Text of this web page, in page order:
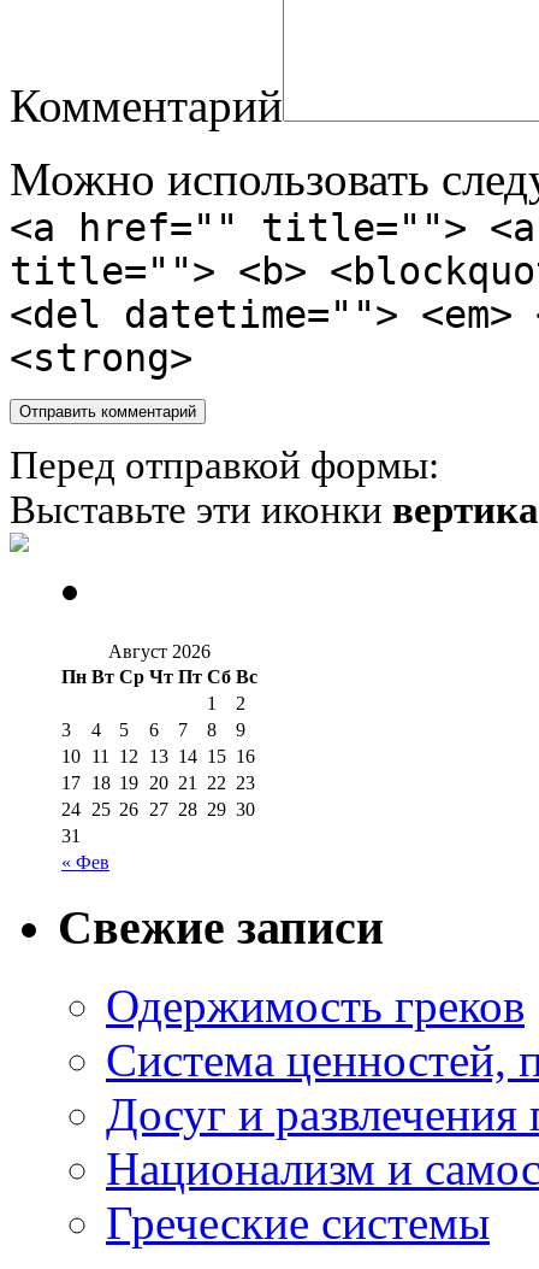
Комментарий
Можно использовать
<a href="" title="">
title=""> <b>
<del datetime="">
<strong>
Перед отправкой формы:
Выставьте эти иконки
Август 2026
Пн Вт Ср Чт Пт Сб Вс
« Фев
1
2
3
4 5 6 7 8
9
10 11 12 13 14 15 16
17 18 19 20 21 22 23
24 25 26 27 28 29 30
31
Свежие записи
Одержимость греков
Система ценностей,
Досуг и развлечения
Национализм и
Греческие системы